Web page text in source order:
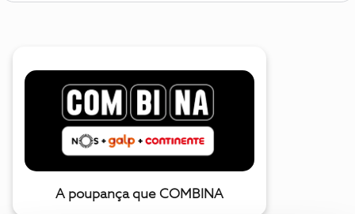
A poupança que COMBINA